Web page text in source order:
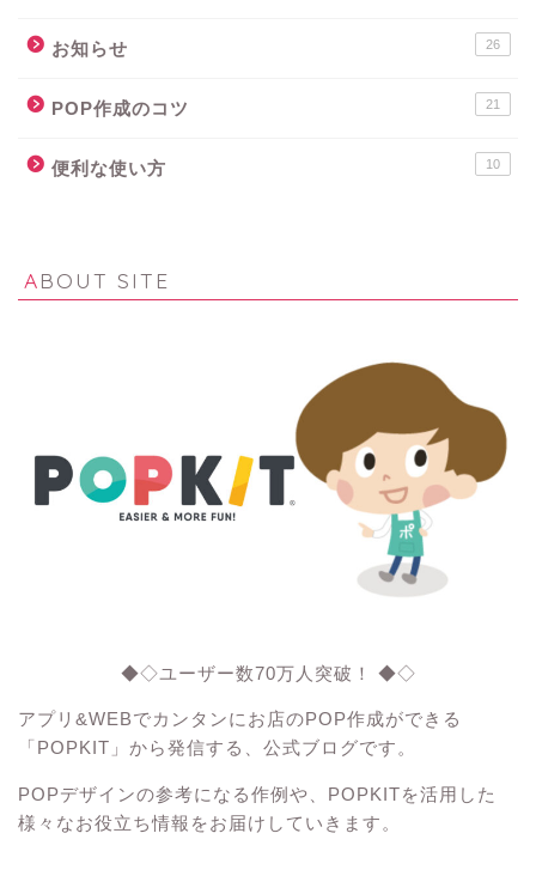
お知らせ 26
POP作成のコツ 21
便利な使い方 10
ABOUT SITE
◆◇ユーザー数70万人突破！ ◆◇
アプリ&WEBでカンタンにお店のPOP作成ができる
「POPKIT」から発信する、公式ブログです。
POPデザインの参考になる作例や、POPKITを活用した
様々なお役立ち情報をお届けしていきます。